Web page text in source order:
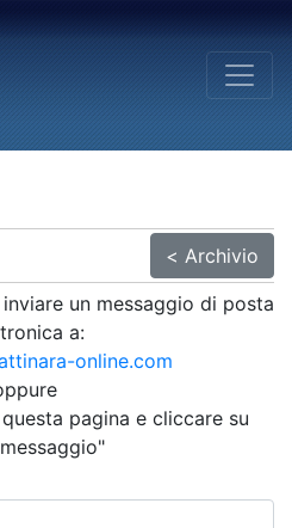
< Archivio
un messaggio di posta
a:
online.com
pagina e cliccare su